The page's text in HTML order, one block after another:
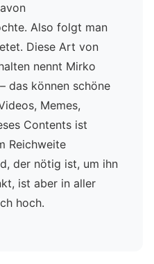
Also folgt man
Diese Art von
nennt Mirko
– das können schöne
Memes,
Contents ist
Reichweite
der nötig ist, um ihn
ist aber in aller
hoch.